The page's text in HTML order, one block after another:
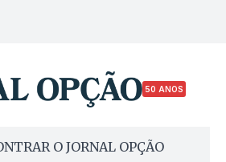
50 ANOS
O JORNAL OPÇÃO